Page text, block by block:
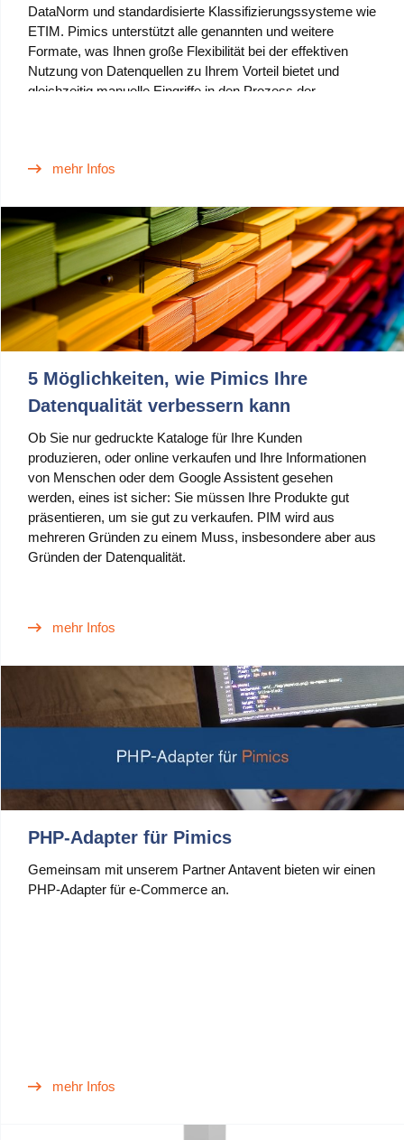
DataNorm und standardisierte Klassifizierungssysteme wie
ETIM. Pimics unterstützt alle genannten und weitere
Formate, was Ihnen große Flexibilität bei der effektiven
Nutzung von Datenquellen zu Ihrem Vorteil bietet und
gleichzeitig manuelle Eingriffe in den Prozess der
mehr Infos
5 Möglichkeiten, wie Pimics Ihre
Datenqualität verbessern kann
Ob Sie nur gedruckte Kataloge für Ihre Kunden
produzieren, oder online verkaufen und Ihre Informationen
von Menschen oder dem Google Assistent gesehen
werden, eines ist sicher: Sie müssen Ihre Produkte gut
präsentieren, um sie gut zu verkaufen. PIM wird aus
mehreren Gründen zu einem Muss, insbesondere aber aus
Gründen der Datenqualität.
mehr Infos
PHP-Adapter für Pimics
Gemeinsam mit unserem Partner Antavent bieten wir einen
PHP-Adapter für e-Commerce an.
mehr Infos